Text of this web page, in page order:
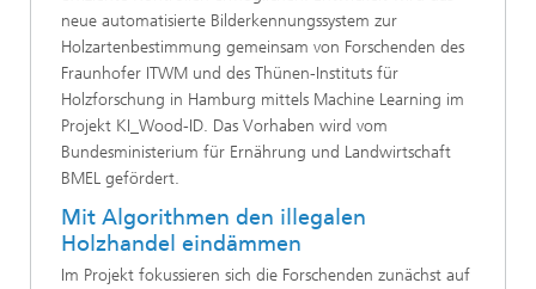
neue automatisierte Bilderkennungssystem zur
Holzartenbestimmung gemeinsam von Forschenden des
Fraunhofer ITWM und des Thünen-Instituts für
Holzforschung in Hamburg mittels Machine Learning im
Projekt KI_Wood-ID. Das Vorhaben wird vom
Bundesministerium für Ernährung und Landwirtschaft
BMEL gefördert.
Mit Algorithmen den illegalen
Holzhandel eindämmen
Im Projekt fokussieren sich die Forschenden zunächst auf